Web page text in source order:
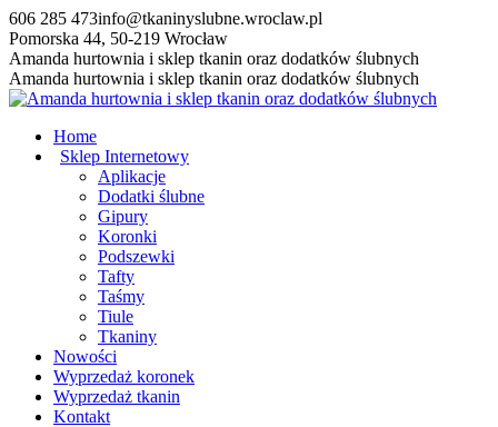
Przewiń
do
zawartości
606 285 473info@tkaninyslubne.wroclaw.pl
Pomorska 44, 50-219 Wrocław
Facebook
page
opens
new
window
Amanda hurtownia i sklep tkanin oraz dodatków ślubnych
Amanda hurtownia i sklep tkanin oraz dodatków ślubnych
Home
Sklep Internetowy
Aplikacje
Dodatki ślubne
Gipury
Koronki
Podszewki
Tafty
Taśmy
Tiule
Tkaniny
Nowości
Wyprzedaż koronek
Wyprzedaż tkanin
Kontakt